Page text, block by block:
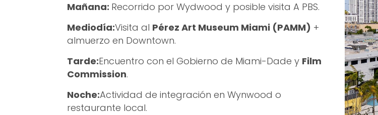
Mañana: Recorrido por Wydwood y posible visita A PBS.
Mediodía:Visita al Pérez Art Museum Miami (PAMM) +
almuerzo en Downtown.
Tarde:Encuentro con el Gobierno de Miami-Dade y Film
Commission.
Noche:Actividad de integración en Wynwood o
restaurante local.